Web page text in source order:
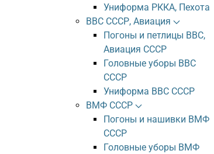
Униформа РККА, Пехота
ВВС СССР, Авиация
Погоны и петлицы ВВС,
Авиация СССР
Головные уборы ВВС
СССР
Униформа ВВС СССР
ВМФ СССР
Погоны и нашивки ВМФ
СССР
Головные уборы ВМФ